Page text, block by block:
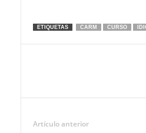
ETIQUETAS CARM CURSO
Artículo anterior